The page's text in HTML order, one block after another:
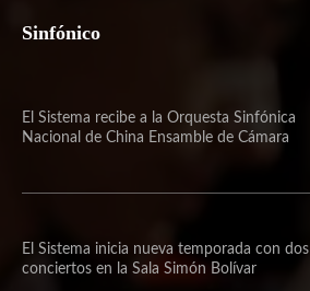
Sinfónico
El Sistema recibe a la Orquesta Sinfónica
Nacional de China Ensamble de Cámara
El Sistema inicia nueva temporada con dos
conciertos en la Sala Simón Bolívar